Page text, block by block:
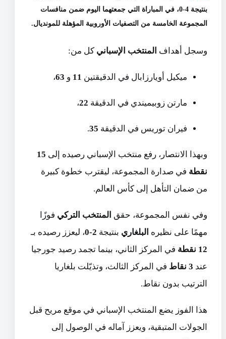
بنتيجة 4-0
، في المباراة التي جمعتهما اليوم ضمن منافسات
المجموعة الخامسة من التصفيات الأوروبية المؤهلة للمونديال.
وسجل أهداف المنتخب الإسباني كل من:
ميكيل أويارزابال في الدقيقتين 11 و 63،
مارتن زوبيميندي في الدقيقة 22،
فيران توريس في الدقيقة 35
.
وبهذا الانتصار، رفع منتخب الإسباني رصيده إلى 15
نقطة في صدارة المجموعة، ليقترب خطوة كبيرة
من ضمان التأهل إلى كأس العالم.
وفي نفس المجموعة، حقق المنتخب التركي فوزًا
مهمًا على نظيره البلغاري بنتيجة 2-0
، ليعزز رصيده بـ
12 نقطة
في المركز الثاني، بينما تجمد رصيد جورجيا
عند 3 نقاط
في المركز الثالث، وتذيّلت بلغاريا
الترتيب بدون نقاط.
هذا الفوز يضع المنتخب الإسباني في موقع مريح قبل
الجولات المتبقية، ويعزز آماله في الوصول إلى